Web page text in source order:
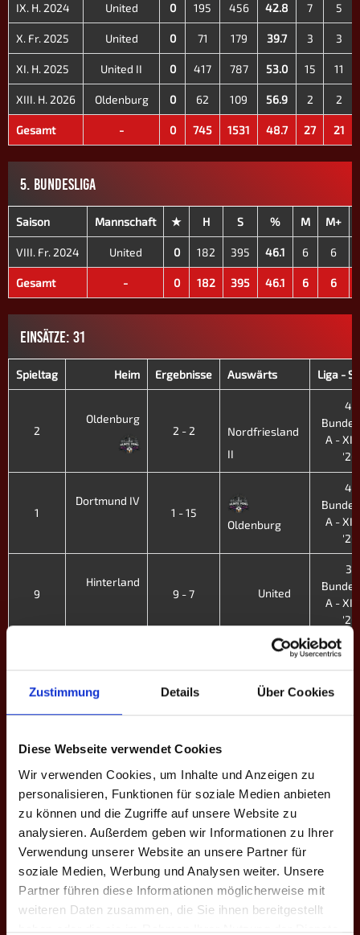
Zustimmung Details Über Cookies
Diese Webseite verwendet Cookies
Wir verwenden Cookies, um Inhalte und Anzeigen zu
personalisieren, Funktionen für soziale Medien anbieten
zu können und die Zugriffe auf unsere Website zu
analysieren. Außerdem geben wir Informationen zu Ihrer
Verwendung unserer Website an unsere Partner für
soziale Medien, Werbung und Analysen weiter. Unsere
Partner führen diese Informationen möglicherweise mit
weiteren Daten zusammen, die Sie ihnen bereitgestellt
IX. H. 2024 United 0 195 456 42.8 7 5
X. Fr. 2025 United 0 71 179 39.7 3 3
XI. H. 2025 United II 0 417 787 53.0 15 11
XIII. H. 2026 Oldenburg 0 62 109 56.9 2 2
Gesamt - 0 745 1531 48.7 27 21
5. BUNDESLIGA
Saison Mannschaft ★ H S % M M+
VIII. Fr. 2024 United 0 182 395 46.1 6 6
Gesamt - 0 182 395 46.1 6 6
EINSÄTZE: 31
Spieltag Heim Ergebnisse Auswärts Liga -
2
Oldenburg
2 - 2
Nordfriesland
II
4.
A -
'26
1
Dortmund IV
1 - 15
Oldenburg
4.
A -
'26
9
Hinterland
9 - 7
United
3.
A -
'26
8 6 - 10 United
7 United 6 - 10
6
Dortmund IV
7 - 9
United
5 United 5 - 11 Köln II